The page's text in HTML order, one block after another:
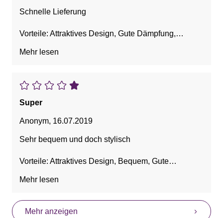
Schnelle Lieferung
Vorteile: Attraktives Design, Gute Dämpfung,
Mehr lesen
Super
Anonym, 16.07.2019
Sehr bequem und doch stylisch
Vorteile: Attraktives Design, Bequem, Gute
Mehr lesen
Mehr anzeigen